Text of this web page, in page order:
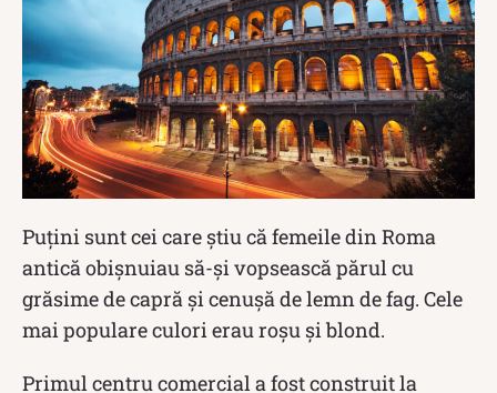
Puțini sunt cei care știu că femeile din Roma
antică obișnuiau să-și vopsească părul cu
grăsime de capră și cenușă de lemn de fag. Cele
mai populare culori erau roșu și blond.
Primul centru comercial a fost construit la